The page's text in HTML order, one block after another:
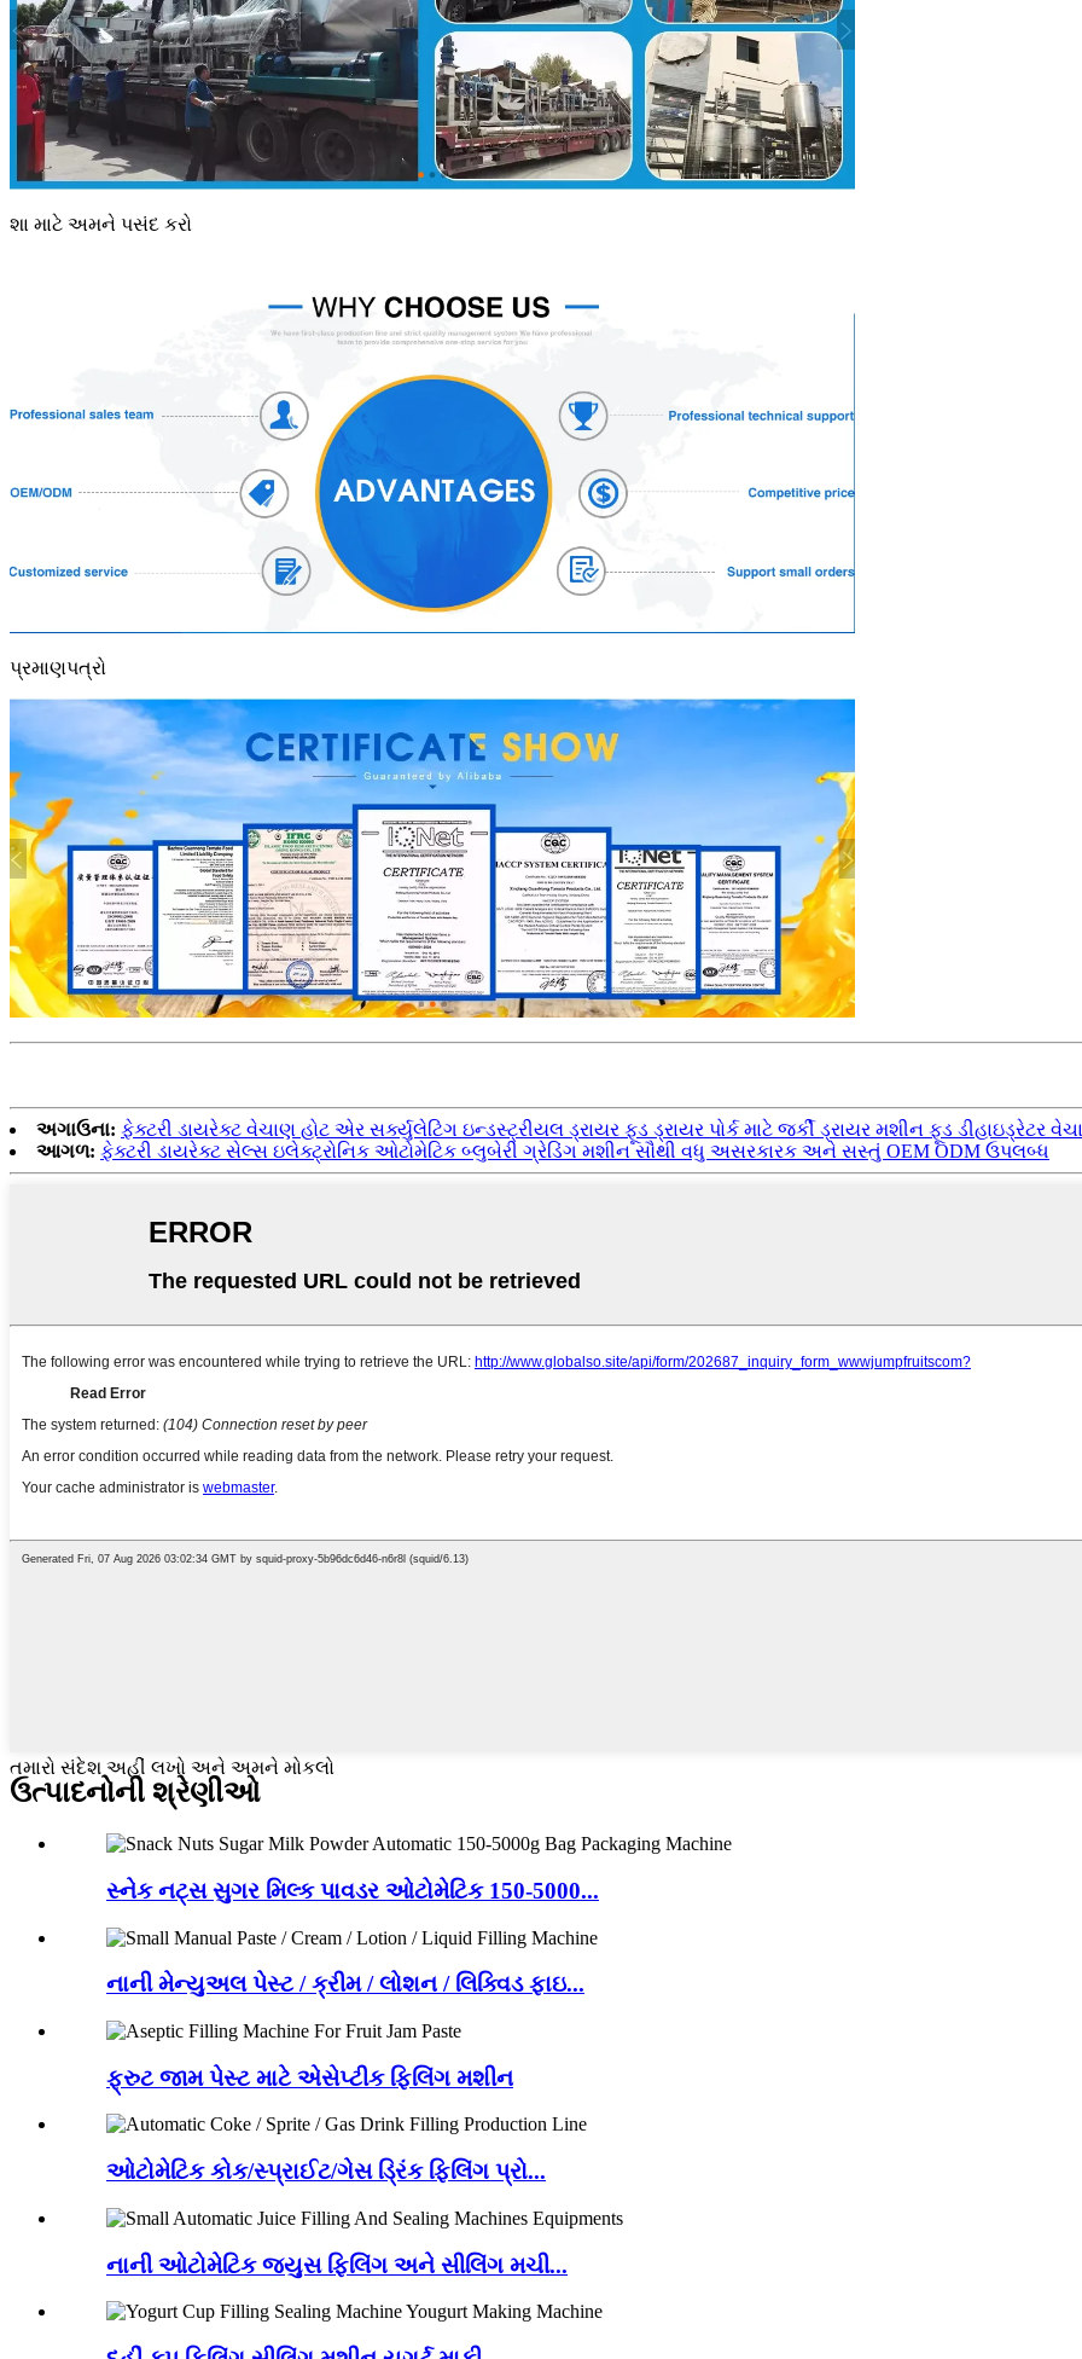
શા માટે અમને પસંદ કરો
પ્રમાણપત્રો
અગાઉના: ફેક્ટરી ડાયરેક્ટ વેચાણ હોટ એર સર્ક્યુલેટિંગ ઇન્ડસ્ટ્રીયલ ડ્રાયર ફૂડ ડ્રાયર પોર્ક માટે જર્કી ડ્રાયર મશીન ફૂડ ડીહાઇડ્રેટર
આગળ: ફેક્ટરી ડાયરેક્ટ સેલ્સ ઇલેક્ટ્રોનિક ઓટોમેટિક બ્લુબેરી ગ્રેડિંગ મશીન સૌથી વધુ અસરકારક અને સસ્તું OEM ODM ઉપલબ્ધ
તમારો સંદેશ અહીં લખો અને અમને મોકલો
ઉત્પાદનોની શ્રેણીઓ
સ્નેક નટ્સ સુગર મિલ્ક પાવડર ઓટોમેટિક 150-5000...
નાની મેન્યુઅલ પેસ્ટ / ક્રીમ / લોશન / લિક્વિડ ફાઇ...
ફ્રુટ જામ પેસ્ટ માટે એસેપ્ટીક ફિલિંગ મશીન
ઓટોમેટિક કોક/સ્પ્રાઈટ/ગેસ ડ્રિંક ફિલિંગ પ્રો...
નાની ઓટોમેટિક જ્યુસ ફિલિંગ અને સીલિંગ મચી...